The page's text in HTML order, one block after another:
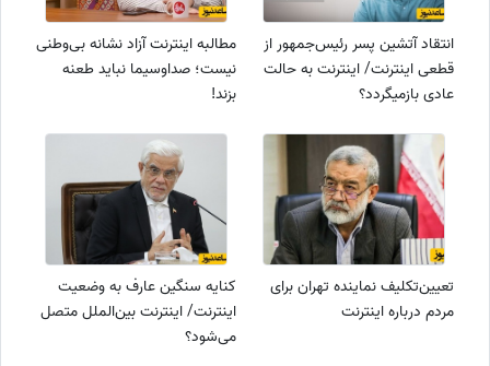
انتقاد آتشین پسر رئیس‌جمهور از
قطعی اینترنت/ اینترنت به حالت
عادی بازمیگردد؟
مطالبه اینترنت آزاد نشانه بی‌وطنی
نیست؛ صداوسیما نباید طعنه
بزند!
تعیین‌تکلیف نماینده تهران برای
مردم درباره اینترنت
کنایه سنگین عارف به وضعیت
اینترنت/ اینترنت بین‌الملل متصل
می‌شود؟